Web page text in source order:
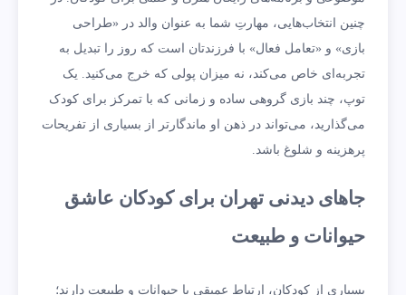
چنین انتخاب‌هایی، مهارتِ شما به عنوان والد در «طراحی
بازی» و «تعامل فعال» با فرزندتان است که روز را تبدیل به
تجربه‌ای خاص می‌کند، نه میزان پولی که خرج می‌کنید. یک
توپ، چند بازی گروهی ساده و زمانی که با تمرکز برای کودک
می‌گذارید، می‌تواند در ذهن او ماندگارتر از بسیاری از تفریحات
پرهزینه و شلوغ باشد.
جاهای دیدنی تهران برای کودکان عاشق
حیوانات و طبیعت
بسیاری از کودکان، ارتباط عمیقی با حیوانات و طبیعت دارند؛